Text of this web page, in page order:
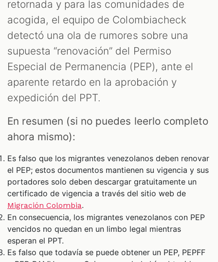
retornada y para las comunidades de
acogida, el equipo de Colombiacheck
detectó una ola de rumores sobre una
supuesta “renovación” del Permiso
Especial de Permanencia (PEP), ante el
aparente retardo en la aprobación y
expedición del PPT.
En resumen (si no puedes leerlo completo
ahora mismo):
Es falso que los migrantes venezolanos deben renovar
el PEP; estos documentos mantienen su vigencia y sus
portadores solo deben descargar gratuitamente un
certificado de vigencia a través del sitio web de
Migración Colombia.
En consecuencia, los migrantes venezolanos con PEP
vencidos no quedan en un limbo legal mientras
esperan el PPT.
Es falso que todavía se puede obtener un PEP, PEPFF